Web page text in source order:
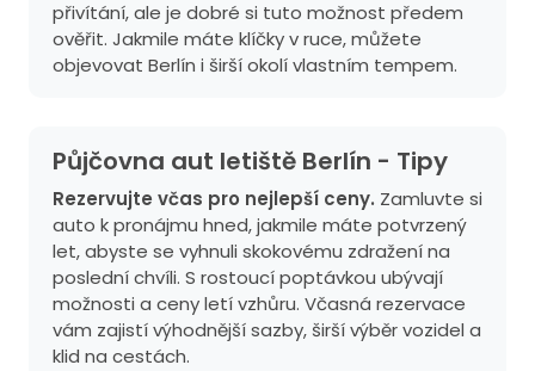
přivítání, ale je dobré si tuto možnost předem
ověřit. Jakmile máte klíčky v ruce, můžete
objevovat Berlín i širší okolí vlastním tempem.
Půjčovna aut letiště Berlín - Tipy
Rezervujte včas pro nejlepší ceny. Zamluvte si
auto k pronájmu hned, jakmile máte potvrzený
let, abyste se vyhnuli skokovému zdražení na
poslední chvíli. S rostoucí poptávkou ubývají
možnosti a ceny letí vzhůru. Včasná rezervace
vám zajistí výhodnější sazby, širší výběr vozidel a
klid na cestách.